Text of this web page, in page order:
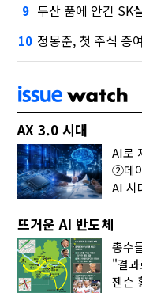
9 두산 품에 안긴 SK
10 정몽준, 첫 주식 증
AX 3.0 시대
②데
뜨거운 AI 반도체
젠슨